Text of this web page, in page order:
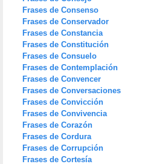
Frases de Consenso
Frases de Conservador
Frases de Constancia
Frases de Constitución
Frases de Consuelo
Frases de Contemplación
Frases de Convencer
Frases de Conversaciones
Frases de Convicción
Frases de Convivencia
Frases de Corazón
Frases de Cordura
Frases de Corrupción
Frases de Cortesía